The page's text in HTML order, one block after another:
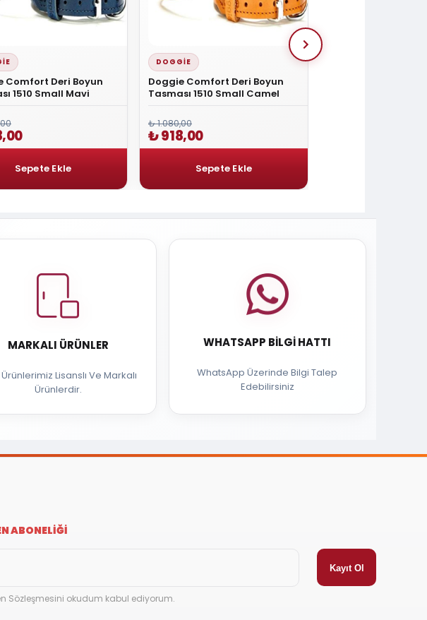
Comfort Deri Boyun
1510 Small Mavi
DOGGIE
Doggie Comfort Deri Boyun
Tasması 1510 Small Camel
₺ 1.080,00
₺ 918,00
MARKALI ÜRÜNLER
Lisanslı Ve Markalı
Ürünlerdir.
WHATSAPP BILGI HATTI
WhatsApp Üzerinde Bilgi Talep
Edebilirsiniz
ABONELİĞİ
Sözleşmesini okudum kabul ediyorum.